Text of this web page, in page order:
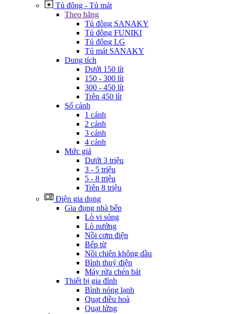
Tủ đông - Tủ mát
Theo hãng
Tủ đông SANAKY
Tủ đông FUNIKI
Tủ đông LG
Tủ mát SANAKY
Dung tích
Dưới 150 lít
150 - 300 lít
300 - 450 lít
Trên 450 lít
Số cánh
1 cánh
2 cánh
3 cánh
4 cánh
Mức giá
Dưới 3 triệu
3 - 5 triệu
5 - 8 triệu
Trên 8 triệu
Điện gia dụng
Gia đụng nhà bếp
Lò vi sóng
Lò nướng
Nồi cơm điện
Bếp từ
Nồi chiên không dầu
Bình thuỷ điện
Máy rửa chén bát
Thiết bị gia đình
Bình nóng lạnh
Quạt điều hoà
Quạt lửng